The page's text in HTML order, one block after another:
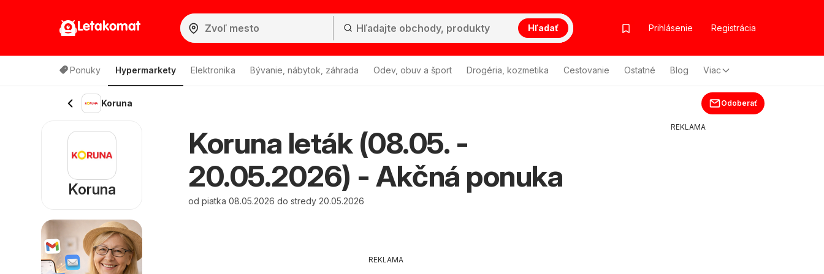
Letakomat Hľadať Prihlásenie Registrácia
Ponuky Hypermarkety Elektronika Bývanie, nábytok, záhrada Odev, obuv a šport Drogéria, kozmetika Cestovanie Ostatné Blog Viac
Koruna Odoberať
Koruna leták (08.05. -
20.05.2026) - Akčná ponuka
od piatka 08.05.2026 do stredy 20.05.2026
REKLAMA
Koruna
REKLAMA